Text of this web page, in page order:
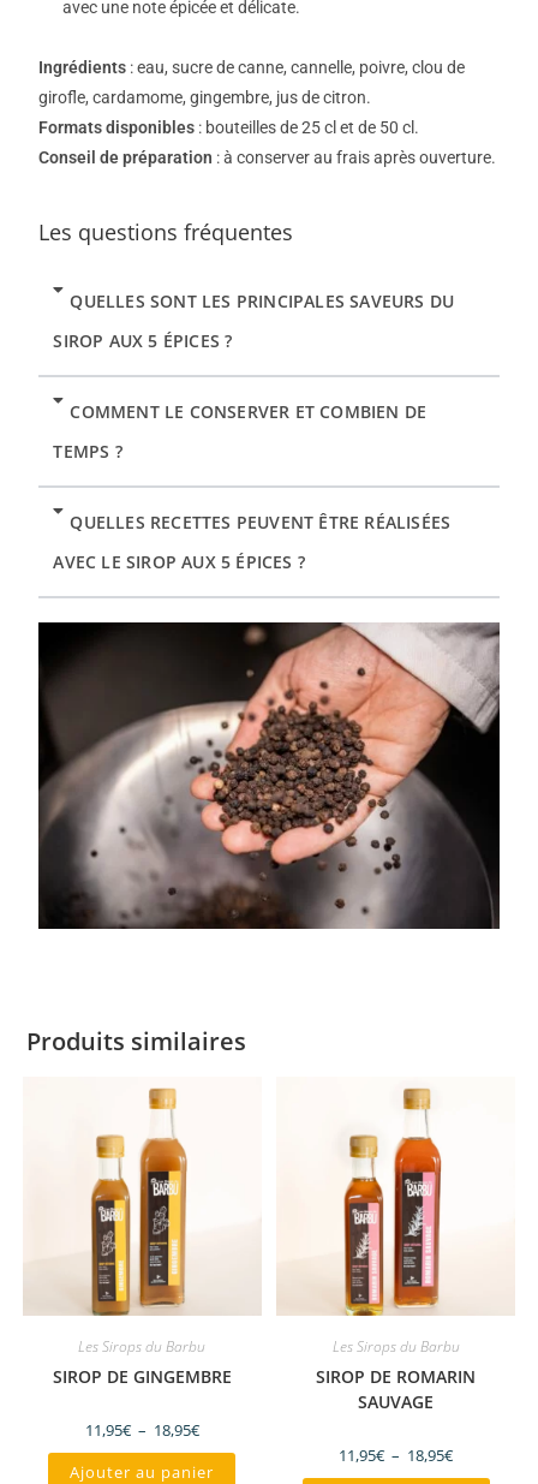
avec une note épicée et délicate.
Ingrédients : eau, sucre de canne, cannelle, poivre, clou de
girofle, cardamome, gingembre, jus de citron.
Formats disponibles : bouteilles de 25 cl et de 50 cl.
Conseil de préparation : à conserver au frais après ouverture.
Les questions fréquentes
QUELLES SONT LES PRINCIPALES SAVEURS DU
SIROP AUX 5 ÉPICES ?
COMMENT LE CONSERVER ET COMBIEN DE
TEMPS ?
QUELLES RECETTES PEUVENT ÊTRE RÉALISÉES
AVEC LE SIROP AUX 5 ÉPICES ?
Produits similaires
Les Sirops du Barbu
SIROP DE GINGEMBRE
11,95€ – 18,95€
Ajouter au panier
Les Sirops du Barbu
SIROP DE ROMARIN
SAUVAGE
11,95€ – 18,95€